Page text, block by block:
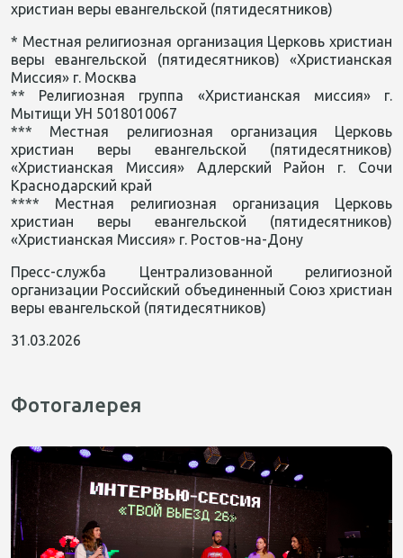
христиан веры евангельской (пятидесятников)
* Местная религиозная организация Церковь христиан
веры евангельской (пятидесятников) «Христианская
Миссия» г. Москва
** Религиозная группа «Христианская миссия» г.
Мытищи УН 5018010067
*** Местная религиозная организация Церковь
христиан веры евангельской (пятидесятников)
«Христианская Миссия» Адлерский Район г. Сочи
Краснодарский край
**** Местная религиозная организация Церковь
христиан веры евангельской (пятидесятников)
«Христианская Миссия» г. Ростов-на-Дону
Пресс-служба Централизованной религиозной
организации Российский объединенный Союз христиан
веры евангельской (пятидесятников)
31.03.2026
Фотогалерея